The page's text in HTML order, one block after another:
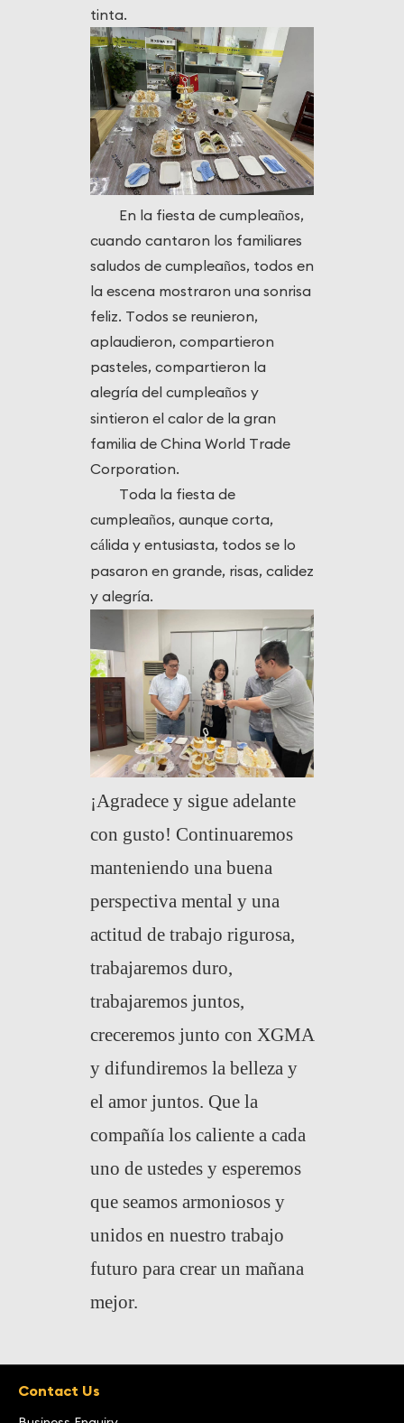
tinta.
En la fiesta de cumpleaños,
cuando cantaron los familiares
saludos de cumpleaños, todos en
la escena mostraron una sonrisa
feliz. Todos se reunieron,
aplaudieron, compartieron
pasteles, compartieron la
alegría del cumpleaños y
sintieron el calor de la gran
familia de China World Trade
Corporation.
Toda la fiesta de
cumpleaños, aunque corta,
cálida y entusiasta, todos se lo
pasaron en grande, risas, calidez
y alegría.
¡Agradece y sigue adelante
con gusto! Continuaremos
manteniendo una buena
perspectiva mental y una
actitud de trabajo rigurosa,
trabajaremos duro,
trabajaremos juntos,
creceremos junto con XGMA
y difundiremos la belleza y
el amor juntos. Que la
compañía los caliente a cada
uno de ustedes y esperemos
que seamos armoniosos y
unidos en nuestro trabajo
futuro para crear un mañana
mejor.
Contact Us